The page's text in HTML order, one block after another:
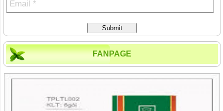
Submit
FANPAGE